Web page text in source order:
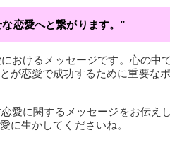
恋愛へと繋がります。”
おけるメッセージです。心の中
が恋愛で成功するために重要な
愛に関するメッセージをお伝え
に生かしてくださいね。